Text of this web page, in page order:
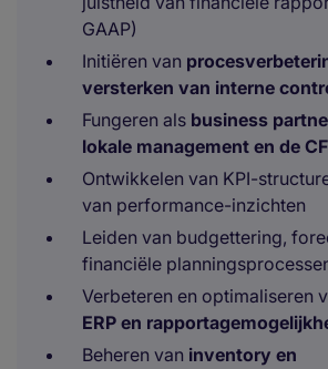
GAAP)
Initiëren van
versterken van interne
Fungeren als business
lokale management en de
Ontwikkelen van KPI-
van performance-inzichten
Leiden van budgettering,
financiële
Verbeteren en optimaliseren
ERP en
Beheren van inventory en